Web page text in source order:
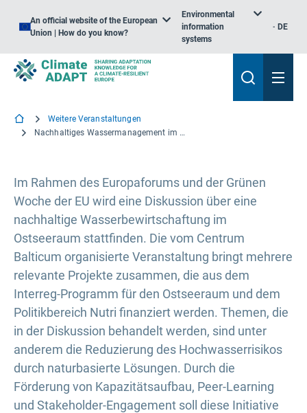
An official website of the European
Union | How do you know?
Environmental
information
systems
DE
Weitere Veranstaltungen
Nachhaltiges Wassermanagement im Ostseeraum
Im Rahmen des Europaforums und der Grünen
Woche der EU wird eine Diskussion über eine
nachhaltige Wasserbewirtschaftung im
Ostseeraum stattfinden. Die vom Centrum
Balticum organisierte Veranstaltung bringt mehrere
relevante Projekte zusammen, die aus dem
Interreg-Programm für den Ostseeraum und dem
Politikbereich Nutri finanziert werden. Themen, die
in der Diskussion behandelt werden, sind unter
anderem die Reduzierung des Hochwasserrisikos
durch naturbasierte Lösungen. Durch die
Förderung von Kapazitätsaufbau, Peer-Learning
und Stakeholder-Engagement soll diese Initiative